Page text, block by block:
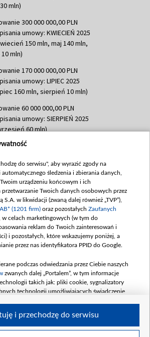
mln)
300 000 000,00 PLN
umowy: KWIECIEŃ 2025
150 mln, maj 140 mln,
mln)
170 000 000,00 PLN
umowy: LIPIEC 2025
160 mln, sierpień 10 mln)
60 000 000,00 PLN
umowy: SIERPIEŃ 2025
60 mln)
635 783 051,21 PLN
100 mln, październik 350
265 mln)
48 862 000,00 PLN
umowy: GRUDZIEŃ 2025
60,548 mln)
900 000 000,00 PLN
umowy: LUTY 2026 (wpłata
mln, 7 maja 180 mln, 8
mln)
250 000 000,00 PLN
250 mln
do serwisu", aby wyrazić zgody na
śledzenia i zbierania danych,
urządzeniu końcowym i ich
Twoich danych osobowych przez
S.A. w likwidacji (zwaną dalej również „TVP”),
(1201 firm) oraz pozostałych Zaufanych
, w celach marketingowych (w tym do
reklam do Twoich zainteresowań i
i pozostałych, które wskazujemy poniżej, a
przez nas identyfikatora PPID do Google.
podczas odwiedzania przez Ciebie naszych
zwanych dalej „Portalem”, w tym informacje
takich jak: pliki cookie, sygnalizatory
technologii umożliwiających świadczenie
i przechodzę do serwisu